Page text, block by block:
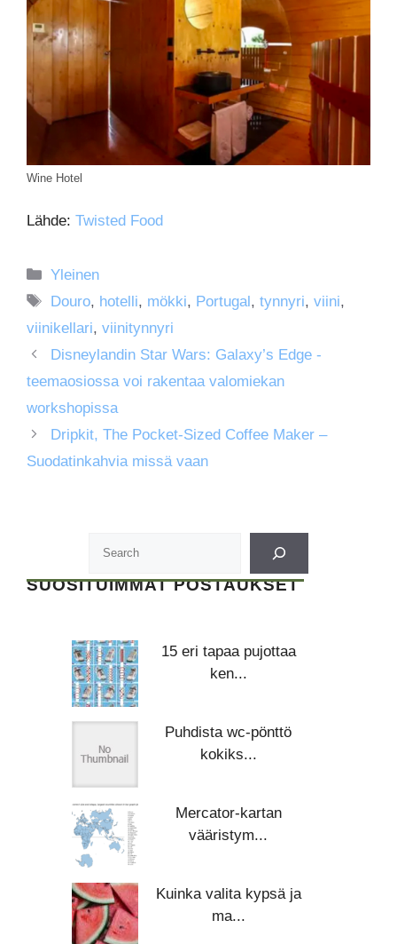
Wine Hotel
Lähde: Twisted Food
Kategoriat
Yleinen
Avainsanat
Douro, hotelli, mökki, Portugal,tynnyri,viini,
viinikellari, viinitynnyri
Disneylandin Star Wars: Galaxy’s Edge -
teemaosiossa voi rakentaa valomiekan
workshopissa
Dripkit, The Pocket-Sized Coffee Maker –
Suodatinkahvia missä vaan
SUOSITUIMMAT POSTAUKSET
15 eri tapaa pujottaa
ken...
Puhdista wc-pönttö
kokiks...
Mercator-kartan
vääristym...
Kuinka valita kypsä ja
ma...